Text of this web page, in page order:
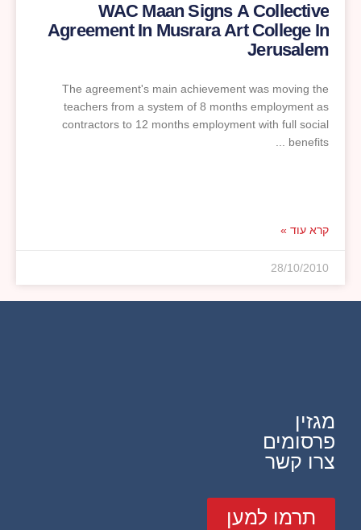
WAC Maan Signs A Collective
Agreement In Musrara Art College In
Jerusalem
The agreement's main achievement was moving the
teachers from a system of 8 months employment as
contractors to 12 months employment with full social
benefits
קרא עוד »
28/10/2010
מגזין
פרסומים
צרו קשר
תרמו למען